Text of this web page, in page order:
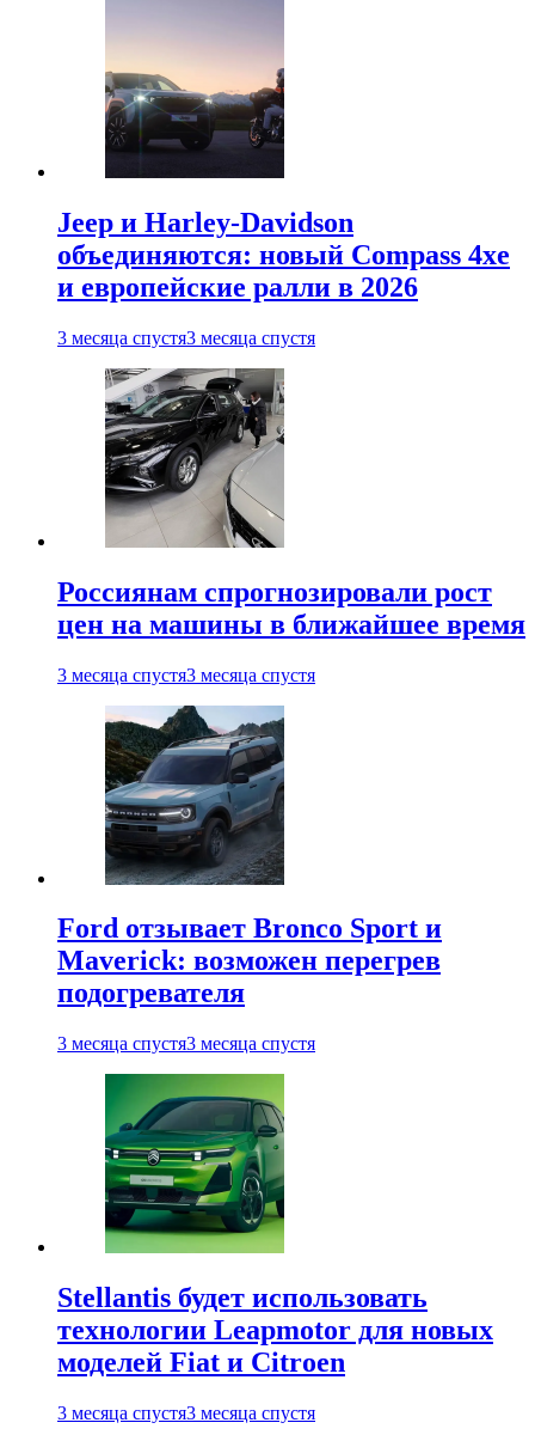
Jeep и Harley-Davidson
объединяются: новый Compass 4xe
и европейские ралли в 2026
3 месяца спустя3 месяца спустя
Россиянам спрогнозировали рост
цен на машины в ближайшее время
3 месяца спустя3 месяца спустя
Ford отзывает Bronco Sport и
Maverick: возможен перегрев
подогревателя
3 месяца спустя3 месяца спустя
Stellantis будет использовать
технологии Leapmotor для новых
моделей Fiat и Citroen
3 месяца спустя3 месяца спустя